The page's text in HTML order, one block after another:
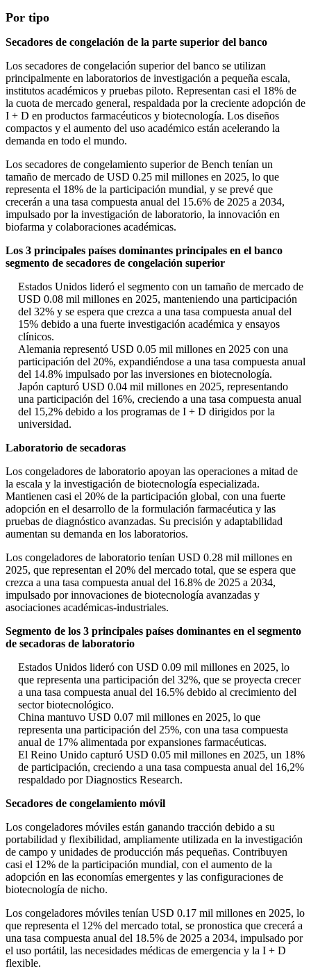
Por tipo
Secadores de congelación de la parte superior del banco
Los secadores de congelación superior del banco se utilizan
principalmente en laboratorios de investigación a pequeña escala,
institutos académicos y pruebas piloto. Representan casi el 18% de
la cuota de mercado general, respaldada por la creciente adopción de
I + D en productos farmacéuticos y biotecnología. Los diseños
compactos y el aumento del uso académico están acelerando la
demanda en todo el mundo.
Los secadores de congelamiento superior de Bench tenían un
tamaño de mercado de USD 0.25 mil millones en 2025, lo que
representa el 18% de la participación mundial, y se prevé que
crecerán a una tasa compuesta anual del 15.6% de 2025 a 2034,
impulsado por la investigación de laboratorio, la innovación en
biofarma y colaboraciones académicas.
Los 3 principales países dominantes principales en el banco
segmento de secadores de congelación superior
Estados Unidos lideró el segmento con un tamaño de mercado de
USD 0.08 mil millones en 2025, manteniendo una participación
del 32% y se espera que crezca a una tasa compuesta anual del
15% debido a una fuerte investigación académica y ensayos
clínicos.
Alemania representó USD 0.05 mil millones en 2025 con una
participación del 20%, expandiéndose a una tasa compuesta anual
del 14.8% impulsado por las inversiones en biotecnología.
Japón capturó USD 0.04 mil millones en 2025, representando
una participación del 16%, creciendo a una tasa compuesta anual
del 15,2% debido a los programas de I + D dirigidos por la
universidad.
Laboratorio de secadoras
Los congeladores de laboratorio apoyan las operaciones a mitad de
la escala y la investigación de biotecnología especializada.
Mantienen casi el 20% de la participación global, con una fuerte
adopción en el desarrollo de la formulación farmacéutica y las
pruebas de diagnóstico avanzadas. Su precisión y adaptabilidad
aumentan su demanda en los laboratorios.
Los congeladores de laboratorio tenían USD 0.28 mil millones en
2025, que representan el 20% del mercado total, que se espera que
crezca a una tasa compuesta anual del 16.8% de 2025 a 2034,
impulsado por innovaciones de biotecnología avanzadas y
asociaciones académicas-industriales.
Segmento de los 3 principales países dominantes en el segmento
de secadoras de laboratorio
Estados Unidos lideró con USD 0.09 mil millones en 2025, lo
que representa una participación del 32%, que se proyecta crecer
a una tasa compuesta anual del 16.5% debido al crecimiento del
sector biotecnológico.
China mantuvo USD 0.07 mil millones en 2025, lo que
representa una participación del 25%, con una tasa compuesta
anual de 17% alimentada por expansiones farmacéuticas.
El Reino Unido capturó USD 0.05 mil millones en 2025, un 18%
de participación, creciendo a una tasa compuesta anual del 16,2%
respaldado por Diagnostics Research.
Secadores de congelamiento móvil
Los congeladores móviles están ganando tracción debido a su
portabilidad y flexibilidad, ampliamente utilizada en la investigación
de campo y unidades de producción más pequeñas. Contribuyen
casi el 12% de la participación mundial, con el aumento de la
adopción en las economías emergentes y las configuraciones de
biotecnología de nicho.
Los congeladores móviles tenían USD 0.17 mil millones en 2025, lo
que representa el 12% del mercado total, se pronostica que crecerá a
una tasa compuesta anual del 18.5% de 2025 a 2034, impulsado por
el uso portátil, las necesidades médicas de emergencia y la I + D
flexible.